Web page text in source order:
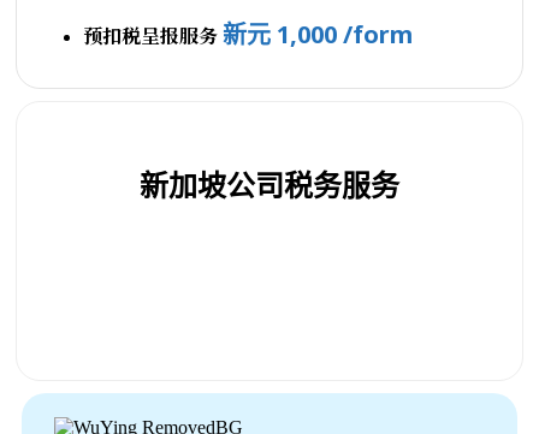
预扣税呈报服务新元 1,000 /form
新加坡公司税务服务